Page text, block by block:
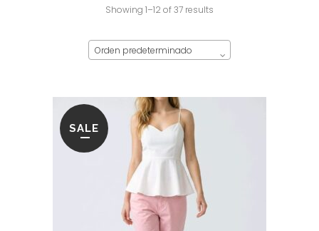
Showing 1–12 of 37 results
Orden predeterminado
SALE